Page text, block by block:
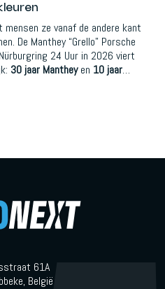
mensen ze vanaf de andere kant
De Manthey “Grello” Porsche
24 Uur in 2026 viert
30 jaar Mantheyen 10 jaar
dat het geel-en-
61A
België